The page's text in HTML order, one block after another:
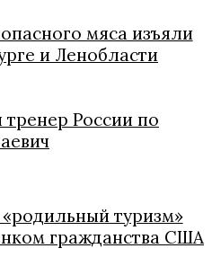
мяса изъяли
и Ленобласти
России по
туризм»
гражданства США